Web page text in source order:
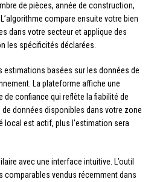
de pièces, année de construction,
compare ensuite votre bien
dans votre secteur et applique des
les spécificités déclarées.
estimations basées sur les données de
La plateforme affiche une
de confiance qui reflète la fiabilité de
de données disponibles dans votre zone
local est actif, plus l’estimation sera
avec une interface intuitive. L’outil
comparables vendus récemment dans